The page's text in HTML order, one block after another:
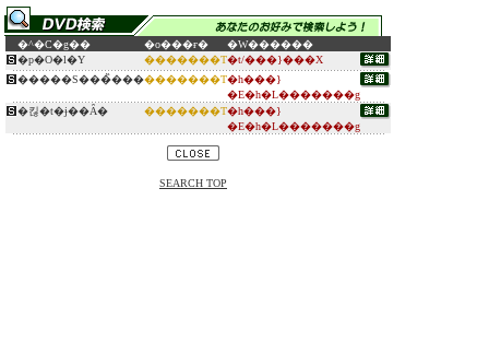
�^�C�g�� �o���ғ�
�W������
�p�O�l�Y
�������T�t/���}���X
�����S���̏����������T�h���}
�E�h�L�������g
�킪�t�ɉ��Ȃ�
�������T�h���}
�E�h�L�������g
SEARCH TOP